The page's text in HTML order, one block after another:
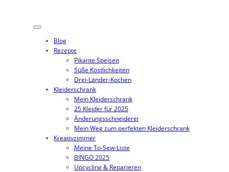
Blog
Rezepte
Pikante Speisen
Süße Köstlichkeiten
Drei-Länder-Kochen
Kleiderschrank
Mein Kleiderschrank
25 Kleider für 2025
Änderungsschneiderei
Mein Weg zum perfekten Kleiderschrank
Kreativzimmer
Meine To-Sew-Liste
BINGO 2025
Upcycling & Reparieren